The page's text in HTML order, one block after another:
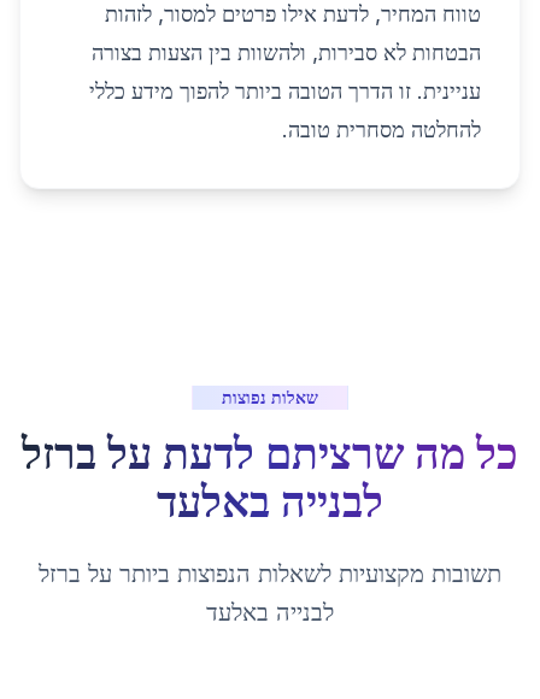
טווח המחיר, לדעת אילו פרטים למסור, לזהות
הבטחות לא סבירות, ולהשוות בין הצעות בצורה
עניינית. זו הדרך הטובה ביותר להפוך מידע כללי
להחלטה מסחרית טובה.
שאלות נפוצות
כל מה שרציתם לדעת על ברזל
לבנייה באלעד
תשובות מקצועיות לשאלות הנפוצות ביותר על ברזל
לבנייה באלעד